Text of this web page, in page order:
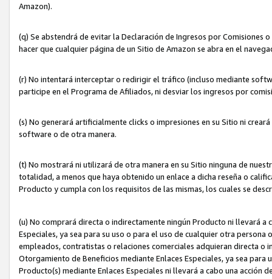
Amazon).
(q) Se abstendrá de evitar la Declaración de Ingresos por
hacer que cualquier página de un Sitio de Amazon se abra en el
(r) No intentará interceptar o redirigir el tráfico (incluso mediante
participe en el Programa de Afiliados, ni desviar los ingresos por
(s) No generará artificialmente clicks o impresiones en su Sitio ni
software o de otra manera.
(t) No mostrará ni utilizará de otra manera en su Sitio ninguna de
totalidad, a menos que haya obtenido un enlace a dicha reseña o
Producto y cumpla con los requisitos de las mismas, los cuales se
(u) No comprará directa o indirectamente ningún Producto ni llevará a
Especiales, ya sea para su uso o para el uso de cualquier otra
empleados, contratistas o relaciones comerciales adquieran directa o
Otorgamiento de Beneficios mediante Enlaces Especiales, ya sea
Producto(s) mediante Enlaces Especiales ni llevará a cabo una